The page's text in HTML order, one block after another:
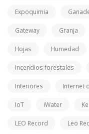
Expoquimia
Gateway Granja
Hojas Humedad
Incendios forestales
Interiores Internet
IoT iWater
LEO Record Leo